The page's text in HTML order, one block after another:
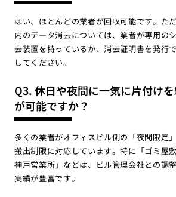
はい、ほとんどの業者が回収可能です。た
内のデータ消去については、業者が専用の
去装置を持っているか、消去証明書を発行
してください。
Q3. 休日や夜間に一気に片付け
が可能ですか？
多くの業者がオフィスビル側の「夜間限定
搬出制限に対応しています。特に「ゴミ屋
神戸営業所」などは、ビル管理会社との調
実績が豊富です。